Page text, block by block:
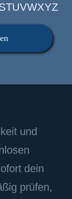
und
dein
prüfen,